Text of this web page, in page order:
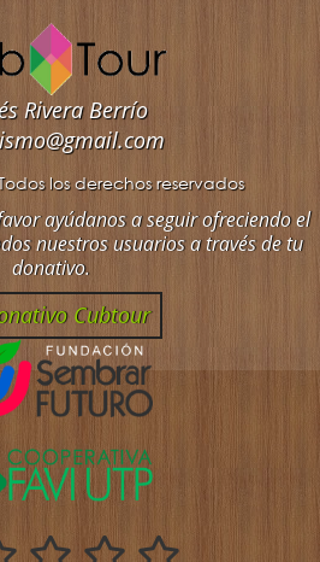
Rivera Berrío
los derechos reservados
ayúdanos a seguir ofreciendo el
nuestros usuarios a través de tu
donativo.
Cubtour